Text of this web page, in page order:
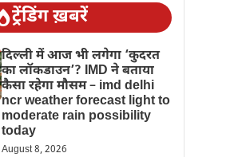
ट्रेंडिंग ख़बरें
दिल्‍ली में आज भी लगेगा ‘कुदरत
का लॉकडाउन’? IMD ने बताया
कैसा रहेगा मौसम – imd delhi
ncr weather forecast light to
moderate rain possibility
today
August 8, 2026